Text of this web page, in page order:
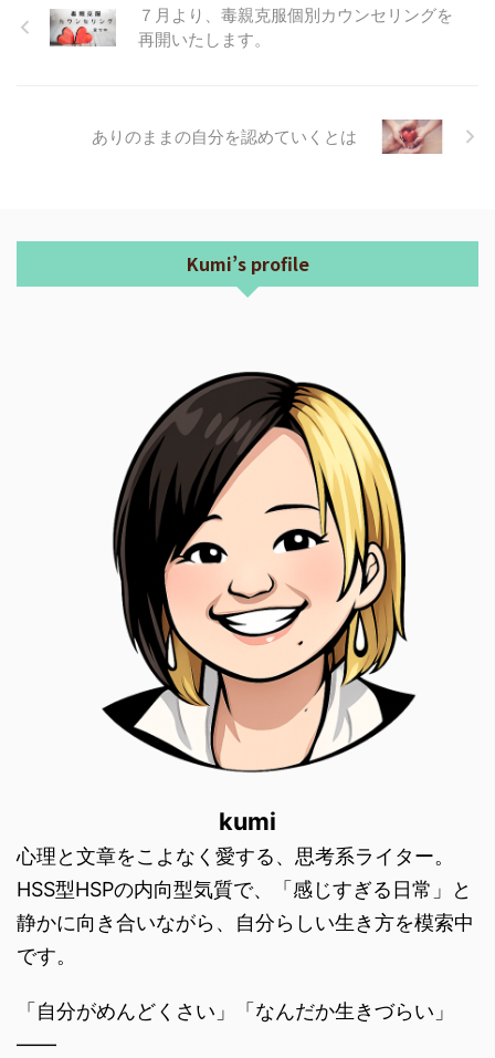
７月より、毒親克服個別カウンセリングを
再開いたします。
ありのままの自分を認めていくとは
Kumi’s profile
kumi
心理と文章をこよなく愛する、思考系ライター。
HSS型HSPの内向型気質で、「感じすぎる日常」と
静かに向き合いながら、自分らしい生き方を模索中
です。
「自分がめんどくさい」「なんだか生きづらい」
――